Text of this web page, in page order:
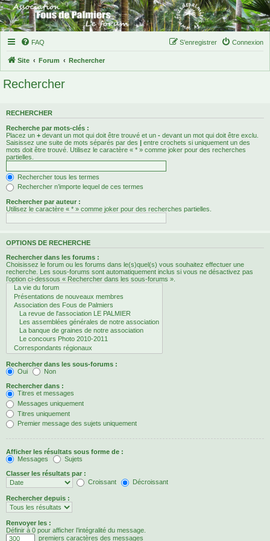
FAQ Connexion
S’enregistrer
Site Forum Rechercher
Rechercher
RECHERCHER
Recherche par mots-clés :
Placez un + devant un mot qui doit être trouvé et un - devant un mot qui doit être exclu.
Saisissez une suite de mots séparés par des | entre crochets si uniquement un des
mots doit être trouvé. Utilisez le caractère « * » comme joker pour des recherches
partielles.
Rechercher tous les termes
Rechercher n’importe lequel de ces termes
Rechercher par auteur :
Utilisez le caractère « * » comme joker pour des recherches partielles.
OPTIONS DE RECHERCHE
Rechercher dans les forums :
Choisissez le forum ou les forums dans le(s)quel(s) vous souhaitez effectuer une
recherche. Les sous-forums sont automatiquement inclus si vous ne désactivez pas
l’option ci-dessous « Rechercher dans les sous-forums ».
Rechercher dans les sous-forums :
Oui
Non
Rechercher dans :
Titres et messages
Messages uniquement
Titres uniquement
Premier message des sujets uniquement
Afficher les résultats sous forme de :
Messages
Sujets
Classer les résultats par :
Croissant
Décroissant
Rechercher depuis :
Renvoyer les :
Définir à 0 pour afficher l’intégralité du message.
premiers caractères des messages